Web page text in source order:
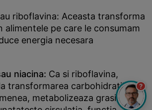
riboflavina: Aceasta transforma
alimentele pe care le consumam
energia necesara
niacina: Ca si riboflavina,
transformarea carbohidratilor in
metabolizeaza grasimile si
?